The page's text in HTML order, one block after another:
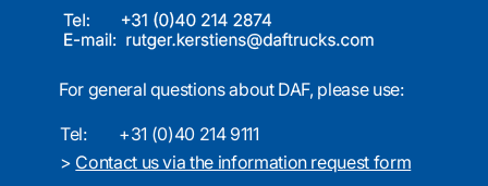
For general questions about DAF, please use:
Tel:
+31 (0)40 214 9111
> Contact us via the information request form